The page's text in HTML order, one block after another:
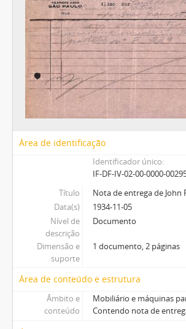
Área de identificação
Identificador único
IF-DF-IV-02-00-0000-
Título
Nota de entrega de John
Data(s)
1934-11-05
Nível de
descrição
Documento
Dimensão e
suporte
1 documento, 2 páginas
Área de conteúdo e estrutura
Âmbito e
conteúdo
Mobiliário e máquinas
Contendo nota de